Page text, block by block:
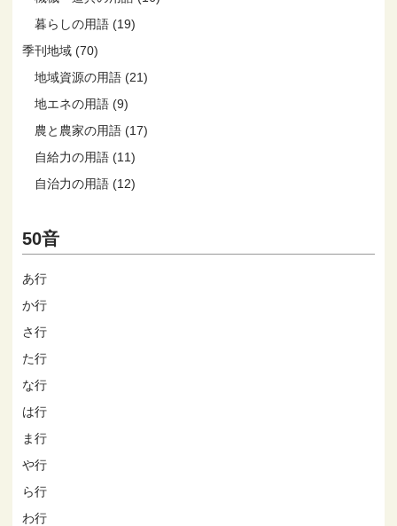
暮らしの用語 (19)
季刊地域 (70)
地域資源の用語 (21)
地エネの用語 (9)
農と農家の用語 (17)
自給力の用語 (11)
自治力の用語 (12)
50音
あ行
か行
さ行
た行
な行
は行
ま行
や行
ら行
わ行